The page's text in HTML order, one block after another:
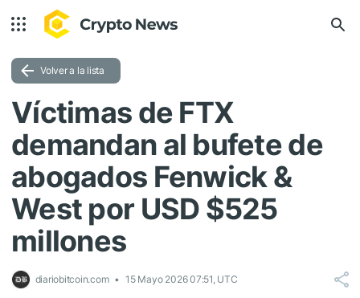
Volver a la lista
Víctimas de FTX
demandan al bufete de
abogados Fenwick &
West por USD $525
millones
diariobitcoin.com 15 Mayo 2026 07:51, UTC